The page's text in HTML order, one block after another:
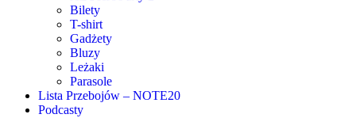
Bilety
T-shirt
Gadżety
Bluzy
Leżaki
Parasole
Lista Przebojów – NOTE20
Podcasty